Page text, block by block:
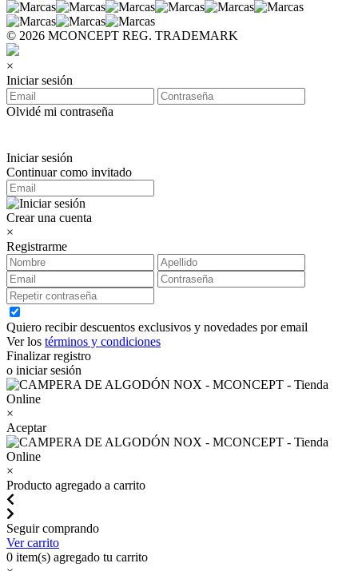
© 2026 MCONCEPT REG. TRADEMARK
×
Iniciar sesión
Olvidé mi contraseña
Iniciar sesión
Continuar como invitado
Crear una cuenta
×
Registrarme
Quiero recibir descuentos exclusivos y novedades por email
Ver los términos y condiciones
Finalizar registro
o iniciar sesión
×
Aceptar
×
Producto agregado a carrito
Seguir comprando
Ver carrito
0 item(s) agregado tu carrito